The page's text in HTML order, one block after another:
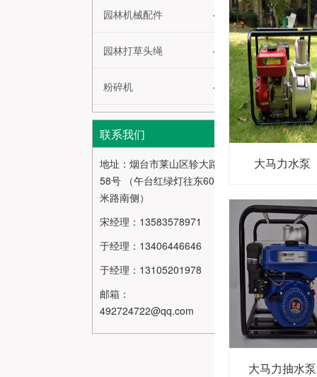
园林机械配件
园林打草头绳
粉碎机
联系我们
地址：烟台市莱山区轸大路
58号 （午台红绿灯往东600
米路南侧）
宋经理：13583578971
于经理：13406446646
于经理：13105201978
邮箱：
492724722@qq.com
大马力水泵
大马力抽水泵